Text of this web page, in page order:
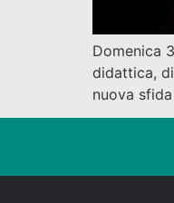
Domenica
didattica,
nuova